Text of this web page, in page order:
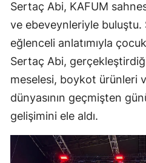
Sertaç Abi, KAFUM
ve ebeveynleriyle buluştu.
eğlenceli anlatımıyla
Sertaç Abi,
meselesi, boykot ürünleri
dünyasının geçmişten
gelişimini ele aldı.